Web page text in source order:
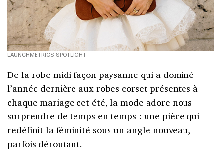
LAUNCHMETRICS SPOTLIGHT
De la robe midi façon paysanne qui a dominé
l’année dernière aux robes corset présentes à
chaque mariage cet été, la mode adore nous
surprendre de temps en temps : une pièce qui
redéfinit la féminité sous un angle nouveau,
parfois déroutant.